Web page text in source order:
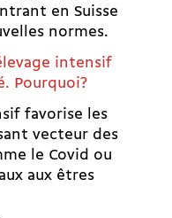
en Suisse
normes.
intensif
Pourquoi?
favorise les
vecteur des
le Covid ou
aux êtres